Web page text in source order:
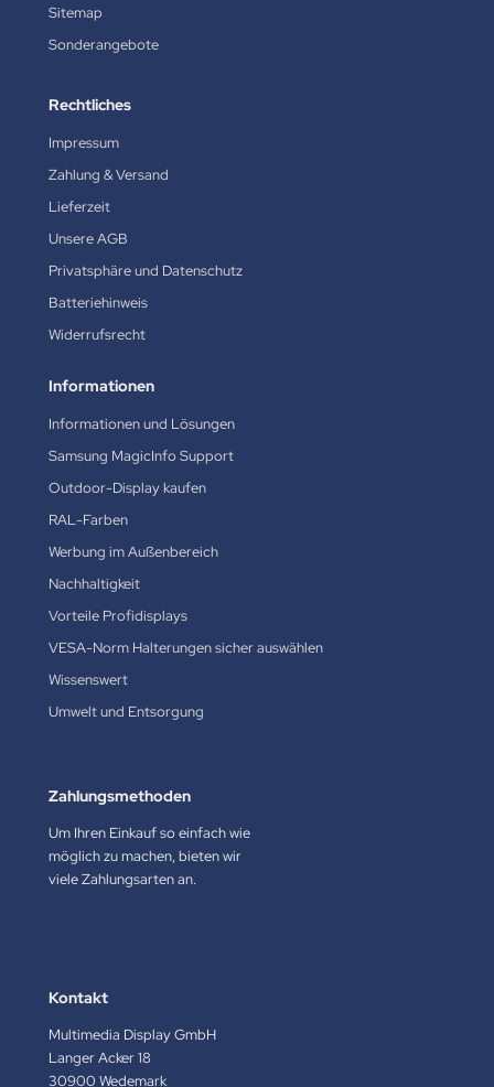
Sitemap
Sonderangebote
Rechtliches
Impressum
Zahlung & Versand
Lieferzeit
Unsere AGB
Privatsphäre und Datenschutz
Batteriehinweis
Widerrufsrecht
Informationen
Informationen und Lösungen
Samsung MagicInfo Support
Outdoor-Display kaufen
RAL-Farben
Werbung im Außenbereich
Nachhaltigkeit
Vorteile Profidisplays
VESA-Norm Halterungen sicher auswählen
Wissenswert
Umwelt und Entsorgung
Zahlungsmethoden
Um Ihren Einkauf so einfach wie
möglich zu machen, bieten wir
viele Zahlungsarten an.
Kontakt
Multimedia Display GmbH
Langer Acker 18
30900 Wedemark